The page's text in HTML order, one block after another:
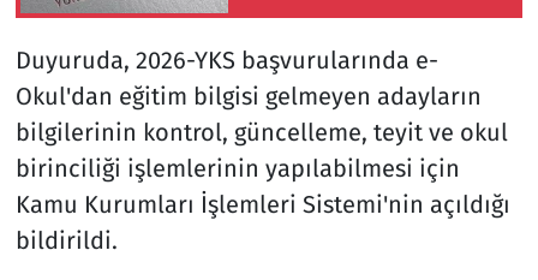
Duyuruda, 2026-YKS başvurularında e-
Okul'dan eğitim bilgisi gelmeyen adayların
bilgilerinin kontrol, güncelleme, teyit ve okul
birinciliği işlemlerinin yapılabilmesi için
Kamu Kurumları İşlemleri Sistemi'nin açıldığı
bildirildi.